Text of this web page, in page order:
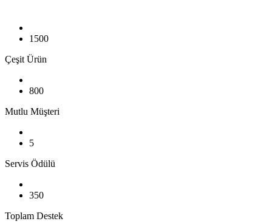
1500
Çeşit Ürün
800
Mutlu Müşteri
5
Servis Ödülü
350
Toplam Destek